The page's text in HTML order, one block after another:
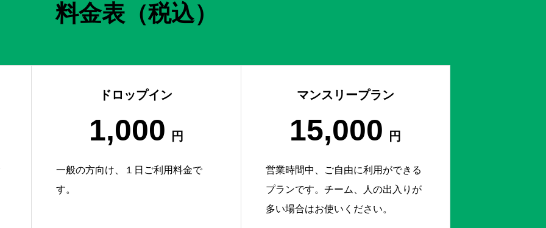
料金表（税込）
ドロップイン
1,000 円
一般の方向け、１日ご利用料金で
す。
マンスリープラン
15,000 円
営業時間中、ご自由に利用ができる
プランです。チーム、人の出入りが
多い場合はお使いください。